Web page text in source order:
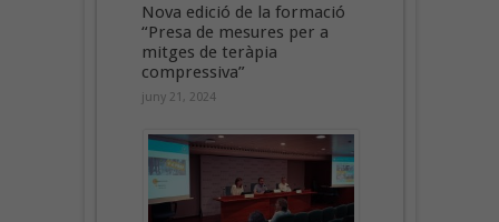
Nova edició de la formació
“Presa de mesures per a
mitges de teràpia
compressiva”
juny 21, 2024